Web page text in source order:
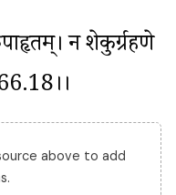
न शेकुर्ग्रहणे
above to add